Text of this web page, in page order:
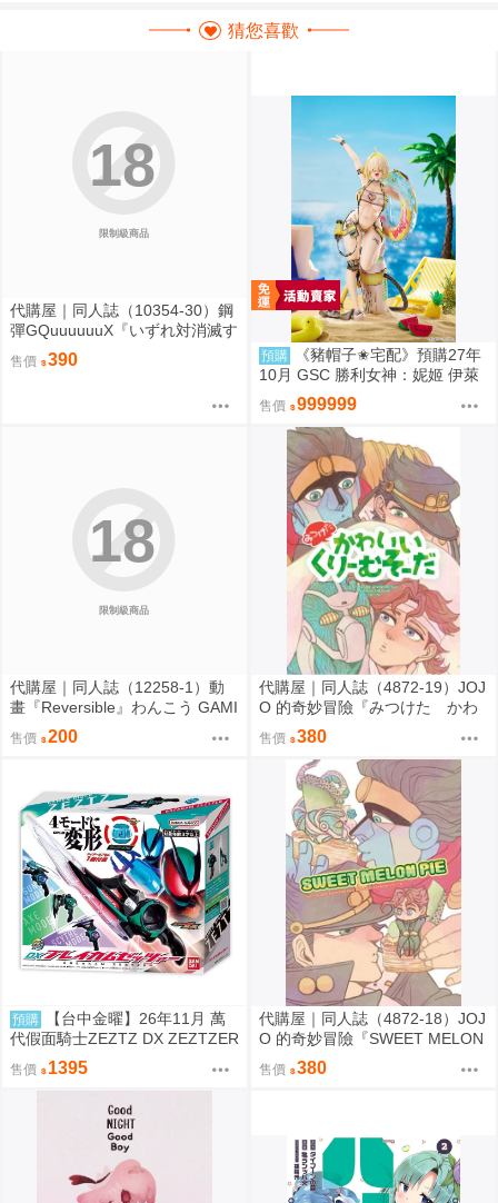
猜您喜歡
限制級商品
18
代購屋｜同人誌（10354-30）鋼
彈GQuuuuuuX『いずれ対消滅す
る銀河』冬日 alveare
售價 390 預購
《豬帽子✬宅配》預購27年
10月 GSC 勝利女神：妮姬 伊萊
格：BOOM與驚嚇 1/4 0906
售價 999999
限制級商品
18
代購屋｜同人誌（12258-1）動
畫『Reversible』わんこう GAMI
NG DOG
售價 200
代購屋｜同人誌（4872-19）JOJ
O 的奇妙冒險『みつけた かわ
いい くりーむそーだ』きしめ
ん 押入れ
售價 380
預購
【台中金曜】26年11月 萬
代假面騎士ZEZTZ DX ZEZTZER
破壞者 再版 0814
售價 1395
代購屋｜同人誌（4872-18）JOJ
O 的奇妙冒險『SWEET MELON
PIE』きしめん 押入れ
售價 380